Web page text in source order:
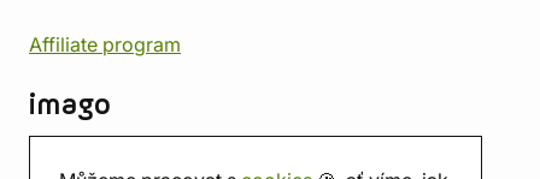
Affiliate program
imago